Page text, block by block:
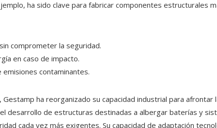
ha sido clave para fabricar componentes estructurales
comprometer la seguridad.
en caso de impacto.
emisiones contaminantes.
Gestamp ha reorganizado su capacidad industrial para afrontar
desarrollo de estructuras destinadas a albergar baterías y
cada vez más exigentes. Su capacidad de adaptación